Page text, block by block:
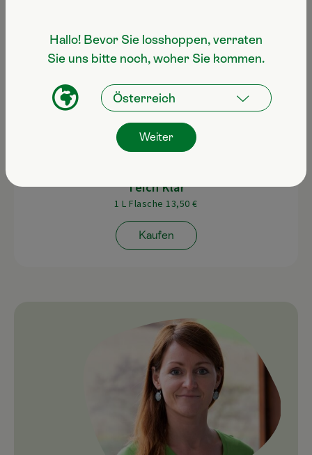
Teich Klar
1 L Flasche 13,50 €
Kaufen
Hallo! Bevor Sie losshoppen, verraten
Sie uns bitte noch, woher Sie kommen.
Weiter